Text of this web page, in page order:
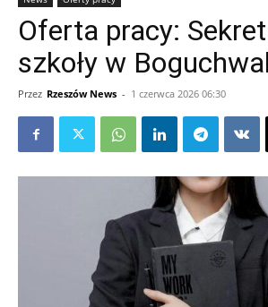
Oferta pracy:
szkoły w
Przez Rzeszów News - 1 czerwca 2026 06:30